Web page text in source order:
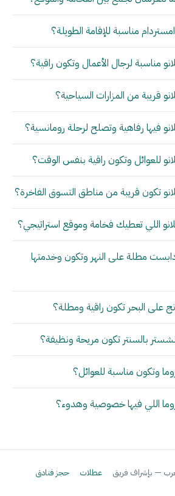
مناسبة للإقامة الطويلة؟
مناسبة لرجال الأعمال وتكون راقية؟
قريبة من المزارات السياحية؟
فيها رفاهية وتصلح لرحلة رومانسية؟
للعوائل وتكون راقية بنفس الوقت؟
تكون قريبة من مناطق التسوق الفاخرة؟
اللي تعطيك فخامة وموقع استراتيجي؟
مطلة على النهر وتكون وخدمتها
على البحر تكون راقية ومطلة؟
بالسنتر تكون مريحة ونظيفة؟
وتكون مناسبة للعوائل؟
اللي فيها خصوصية وهدوء؟
— بإشراف فريق عطلات حجز فنادق